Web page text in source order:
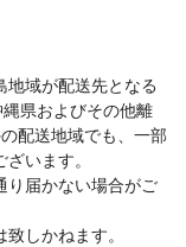
地域が配送先となる
県およびその他離
配送地域でも、一部
います。
り届かない場合がご
しかねます。